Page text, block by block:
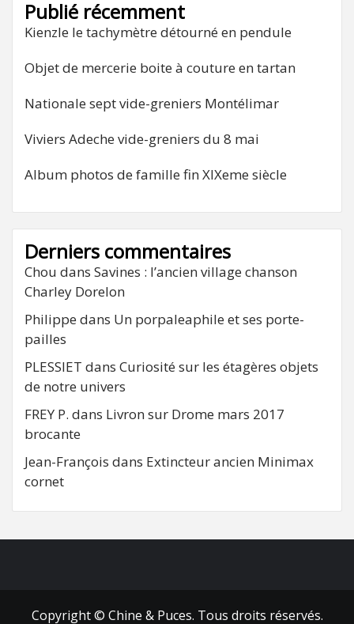
Publié récemment
Kienzle le tachymètre détourné en pendule
Objet de mercerie boite à couture en tartan
Nationale sept vide-greniers Montélimar
Viviers Adeche vide-greniers du 8 mai
Album photos de famille fin XIXeme siècle
Derniers commentaires
Chou dans Savines : l’ancien village chanson
Charley Dorelon
Philippe dans Un porpaleaphile et ses porte-
pailles
PLESSIET dans Curiosité sur les étagères objets
de notre univers
FREY P. dans Livron sur Drome mars 2017
brocante
Jean-François dans Extincteur ancien Minimax
cornet
Copyright © Chine & Puces. Tous droits réservés.